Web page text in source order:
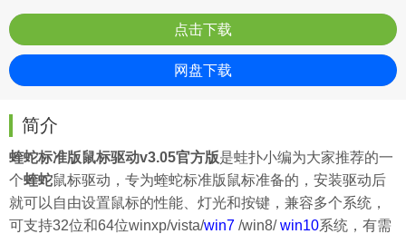
点击下载
网盘下载
简介
蝰蛇标准版鼠标驱动v3.05官方版是蛙扑小编为大家推荐的一
个蝰蛇鼠标驱动，专为蝰蛇标准版鼠标准备的，安装驱动后
就可以自由设置鼠标的性能、灯光和按键，兼容多个系统，
可支持32位和64位winxp/vista/win7 /win8/win10系统，有需